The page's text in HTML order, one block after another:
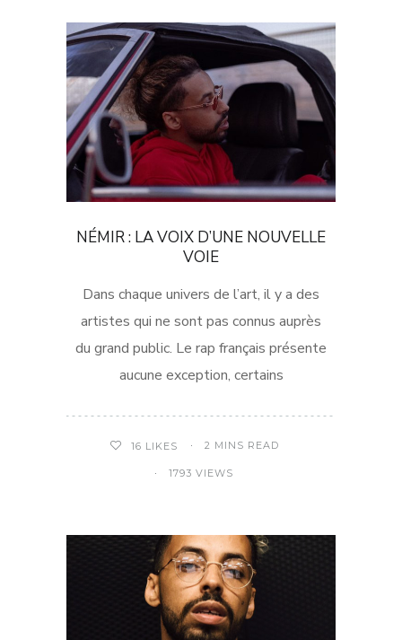
NÉMIR : LA VOIX D’UNE NOUVELLE
VOIE
Dans chaque univers de l’art, il y a des
artistes qui ne sont pas connus auprès
du grand public. Le rap français présente
aucune exception, certains
16 LIKES 2 MINS READ
1793 VIEWS